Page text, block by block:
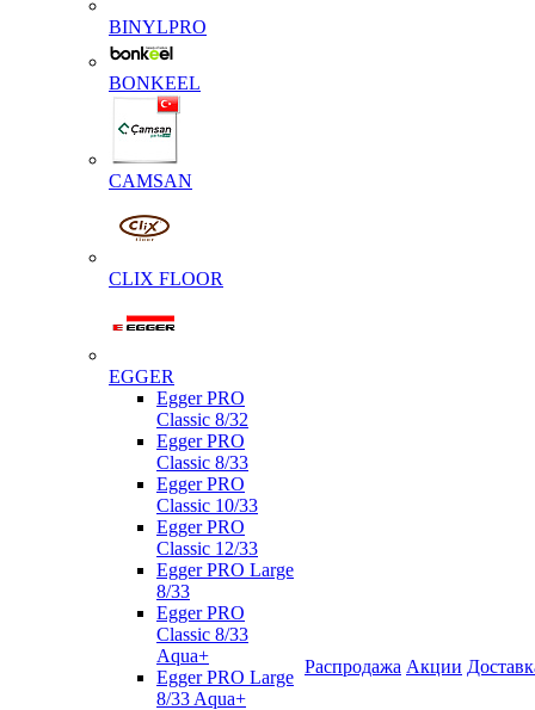
BINYLPRO
BONKEEL
CAMSAN
CLIX FLOOR
EGGER
Egger PRO
Classic 8/32
Egger PRO
Classic 8/33
Egger PRO
Classic 10/33
Egger PRO
Classic 12/33
Egger PRO Large
8/33
Egger PRO
Classic 8/33
Aqua+
Egger PRO Large
8/33 Aqua+
Распродажа Акции